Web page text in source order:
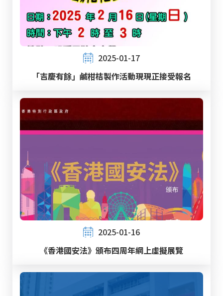
2025-01-17
「吉慶有餘」鹹柑桔製作活動現現正接受報名
2025-01-16
《香港國安法》頒布四周年網上虛擬展覽